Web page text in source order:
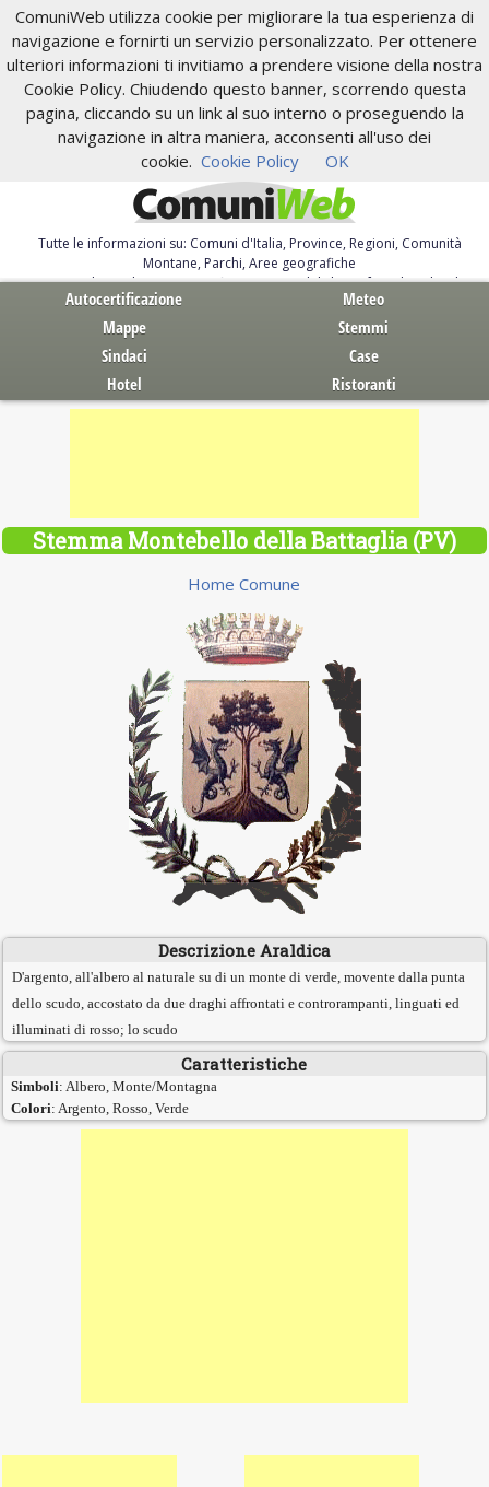
ComuniWeb utilizza cookie per migliorare la tua esperienza di
navigazione e fornirti un servizio personalizzato. Per ottenere
ulteriori informazioni ti invitiamo a prendere visione della nostra
Cookie Policy. Chiudendo questo banner, scorrendo questa
pagina, cliccando su un link al suo interno o proseguendo la
navigazione in altra maniera, acconsenti all'uso dei
cookie. Cookie Policy OK
Tutte le informazioni su: Comuni d'Italia, Province, Regioni, Comunità
Montane, Parchi, Aree geografiche
Servizi al Cittadino. Autocertificazione, moduli, leggi, free download
Autocertificazione
Meteo
Mappe
Stemmi
Sindaci
Case
Hotel
Ristoranti
Stemma Montebello della Battaglia (PV)
Home Comune
Descrizione Araldica
D'argento, all'albero al naturale su di un monte di verde, movente dalla punta
dello scudo, accostato da due draghi affrontati e controrampanti, linguati ed
illuminati di rosso; lo scudo
Caratteristiche
Simboli: Albero, Monte/Montagna
Colori: Argento, Rosso, Verde